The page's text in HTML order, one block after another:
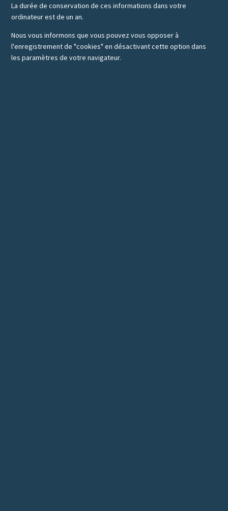
La durée de conservation de ces informations dans votre
ordinateur est de un an.
Nous vous informons que vous pouvez vous opposer à
l'enregistrement de "cookies" en désactivant cette option dans
les paramètres de votre navigateur.